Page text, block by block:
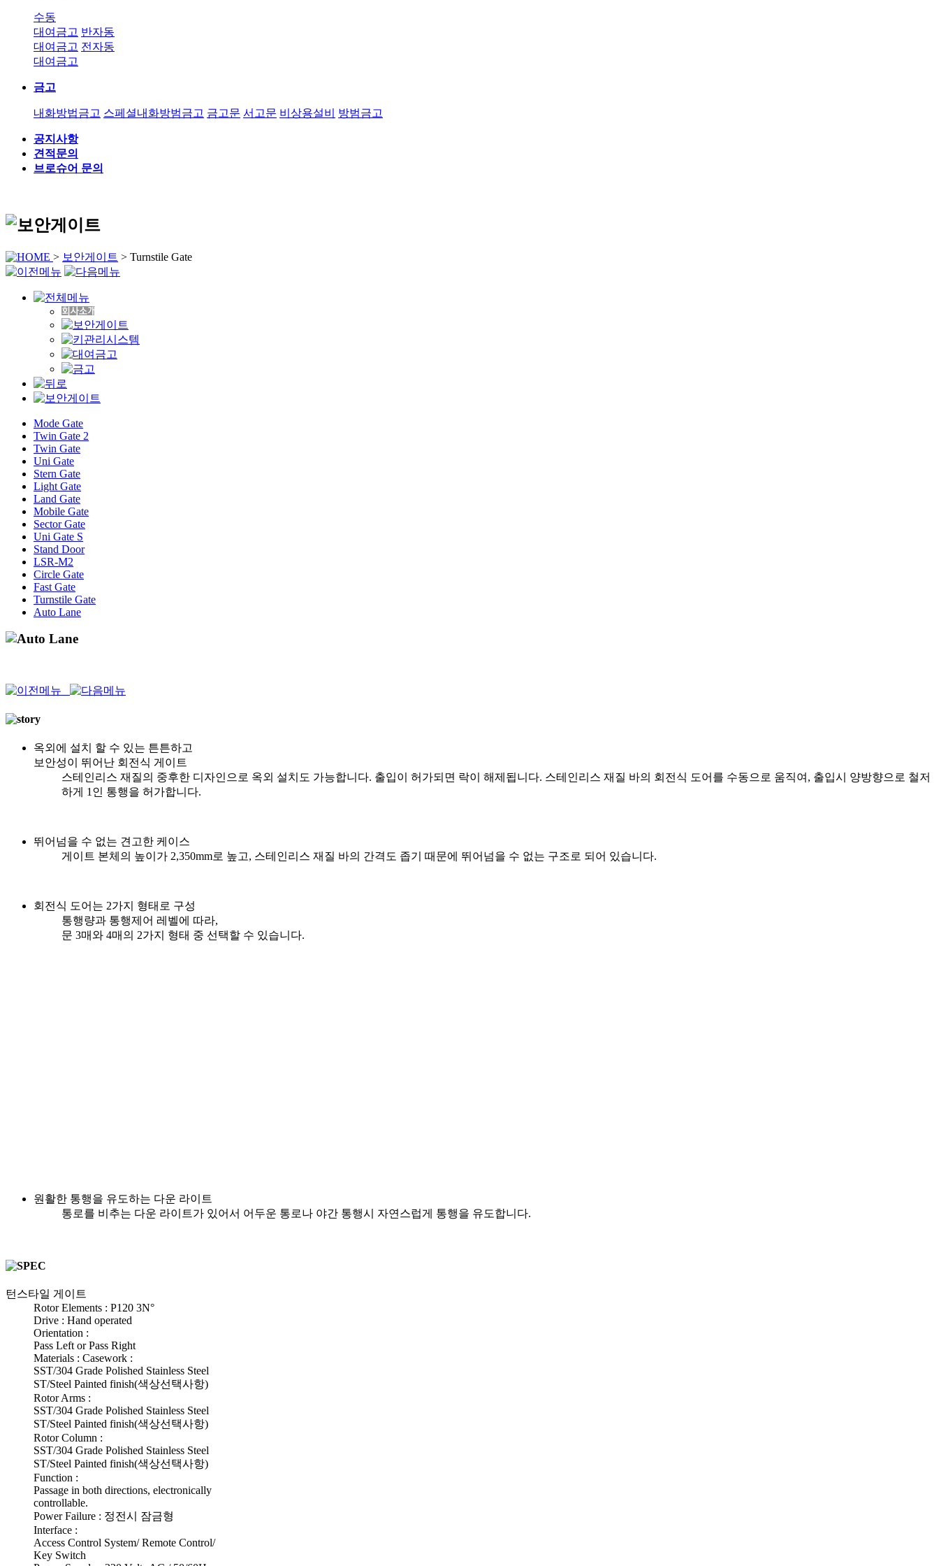
수동
대여금고 반자동
대여금고 전자동
대여금고
금고
내화방법금고 스페셜내화방범금고 금고문 서고문 비상용설비 방범금고
공지사항
견적문의
브로슈어 문의
> 보안게이트 > Turnstile Gate
Mode Gate
Twin Gate 2
Twin Gate
Uni Gate
Stern Gate
Light Gate
Land Gate
Mobile Gate
Sector Gate
Uni Gate S
Stand Door
LSR-M2
Circle Gate
Fast Gate
Turnstile Gate
Auto Lane
옥외에 설치 할 수 있는 튼튼하고
보안성이 뛰어난 회전식 게이트
스테인리스 재질의 중후한 디자인으로 옥외 설치도 가능합니다. 출입이 허가되면 락이 해제됩니다. 스테인리스 재질 바의 회전식 도어를 수동으로 움직여, 출입시 양방향으로 철저
하게 1인 통행을 허가합니다.
뛰어넘을 수 없는 견고한 케이스
게이트 본체의 높이가 2,350mm로 높고, 스테인리스 재질 바의 간격도 좁기 때문에 뛰어넘을 수 없는 구조로 되어 있습니다.
회전식 도어는 2가지 형태로 구성
통행량과 통행제어 레벨에 따라,
문 3매와 4매의 2가지 형태 중 선택할 수 있습니다.
원활한 통행을 유도하는 다운 라이트
통로를 비추는 다운 라이트가 있어서 어두운 통로나 야간 통행시 자연스럽게 통행을 유도합니다.
턴스타일 게이트
Rotor Elements : P120 3N°
Drive : Hand operated
Orientation :
Pass Left or Pass Right
Materials : Casework :
SST/304 Grade Polished Stainless Steel
ST/Steel Painted finish(색상선택사항)
Rotor Arms :
SST/304 Grade Polished Stainless Steel
ST/Steel Painted finish(색상선택사항)
Rotor Column :
SST/304 Grade Polished Stainless Steel
ST/Steel Painted finish(색상선택사항)
Function :
Passage in both directions, electronically
controllable.
Power Failure : 정전시 잠금형
Interface :
Access Control System/ Remote Control/
Key Switch